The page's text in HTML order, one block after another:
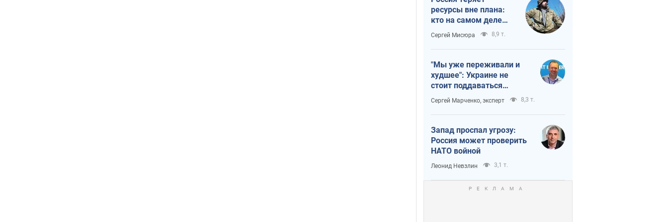
ресурсы вне плана:
кто на самом деле
диктует темп войны
Сергей Мисюра 8,9 т.
"Мы уже переживали и
худшее": Украине не
стоит поддаваться
отчаянию из-за
ракетного террора
Сергей Марченко, эксперт 8,3 т.
Запад проспал угрозу:
Россия может проверить
НАТО войной
Леонид Невзлин 3,1 т.